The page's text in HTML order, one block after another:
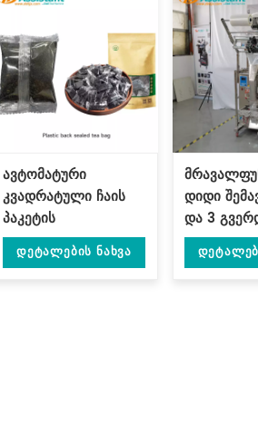
ავტომატური
კვადრატული ჩაის
პაკეტის
შემავსებელი და
უკანა დალუქვის
Დეტალების Ნახვა
დიდი
და 3
დალუქვის